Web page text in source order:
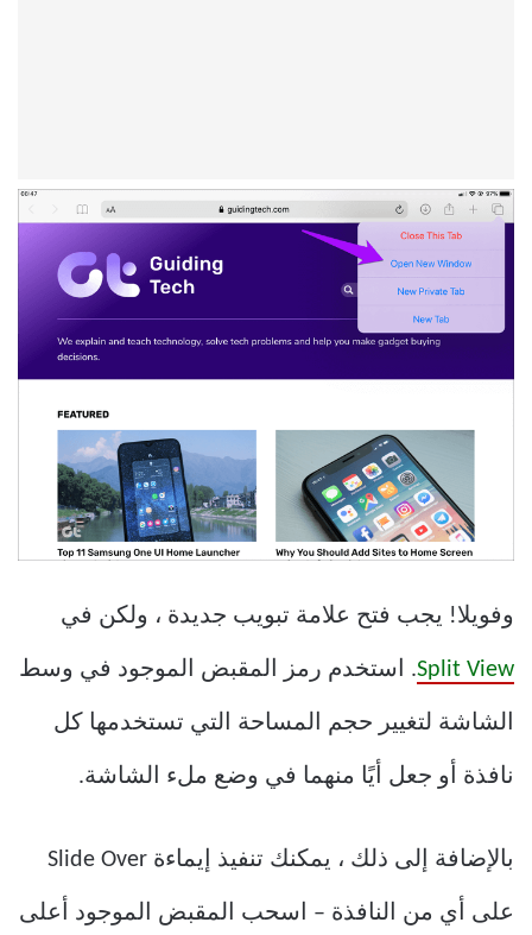
وفويلا! يجب فتح علامة تبويب جديدة ، ولكن في
Split View. استخدم رمز المقبض الموجود في وسط
الشاشة لتغيير حجم المساحة التي تستخدمها كل
نافذة أو جعل أيًا منهما في وضع ملء الشاشة.
بالإضافة إلى ذلك ، يمكنك تنفيذ إيماءة Slide Over
على أي من النافذة – اسحب المقبض الموجود أعلى